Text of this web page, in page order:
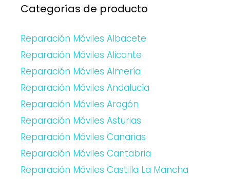
Categorías de producto
Reparación Móviles Albacete
Reparación Móviles Alicante
Reparación Móviles Almería
Reparación Móviles Andalucía
Reparación Móviles Aragón
Reparación Móviles Asturias
Reparación Móviles Canarias
Reparación Móviles Cantabria
Reparación Móviles Castilla La Mancha